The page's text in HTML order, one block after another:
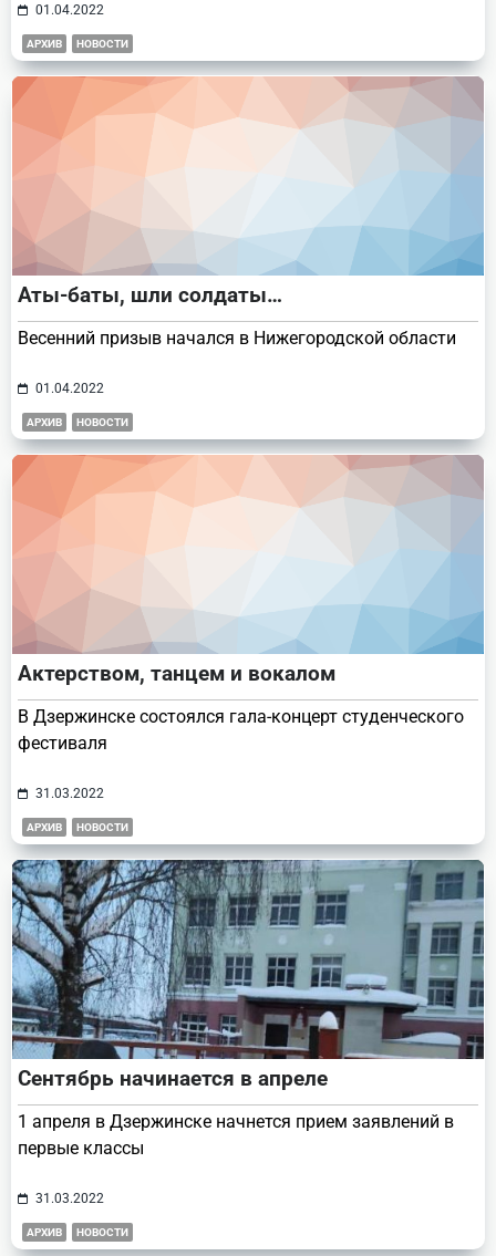
01.04.2022
АРХИВ НОВОСТИ
Аты-баты, шли солдаты…
Весенний призыв начался в Нижегородской области
01.04.2022
АРХИВ НОВОСТИ
Актерством, танцем и вокалом
В Дзержинске состоялся гала-концерт студенческого
фестиваля
31.03.2022
АРХИВ НОВОСТИ
Сентябрь начинается в апреле
1 апреля в Дзержинске начнется прием заявлений в
первые классы
31.03.2022
АРХИВ НОВОСТИ